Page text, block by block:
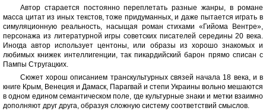
Автор старается постоянно переплетать разные жанры, в романе
масса цитат из иных текстов, тоже придуманных, и даже пытается играть в
симуляционную реальность, насыщая роман стихами «Гийома Вентре»,
персонажа из литературной игры советских писателей середины 20 века.
Иногда автор использует центоны, или образы из хорошо знакомых и
любимых книжек интеллигенции, так пикардийский барон прямо списан с
Пампы Стругацких.
Сюжет хорош описанием транскультурных связей начала 18 века, и в
книге Крым, Венеция и Дамаск, Парагвай и степи Украины вольно мешаются
в одном едином семантическом поле, где культурные знаки и метки взаимно
дополняют друг друга, образуя сложную систему соответствий смыслов.